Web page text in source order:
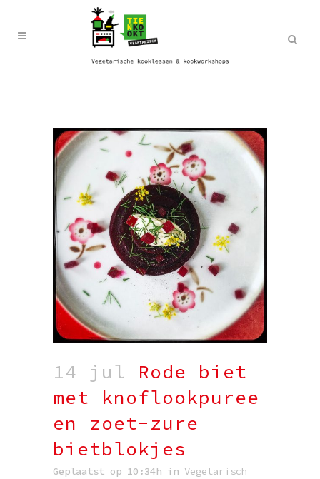
14 jul Rode biet
met knoflookpuree
en zoet-zure
bietblokjes
Geplaatst op 10:34h in Vegetarisch